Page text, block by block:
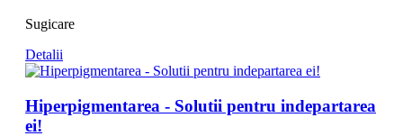
Sugicare
Detalii
Hiperpigmentarea - Solutii pentru indepartarea
ei!